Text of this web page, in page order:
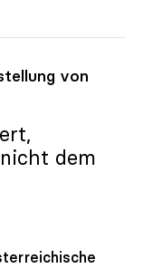
Kommission zu
von
dem